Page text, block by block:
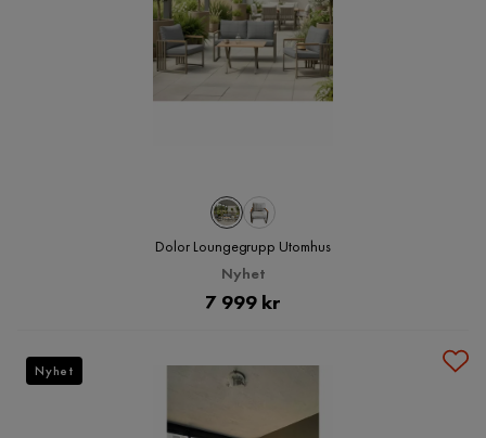
Dolor Loungegrupp Utomhus
Nyhet
Pris
7 999 kr
Nyhet